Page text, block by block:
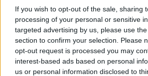
If you wish to opt-out of the sale, sharing
processing of your personal or sensitive
targeted advertising by us, please use
section to confirm your selection. Please
opt-out request is processed you may
interest-based ads based on personal
us or personal information disclosed to